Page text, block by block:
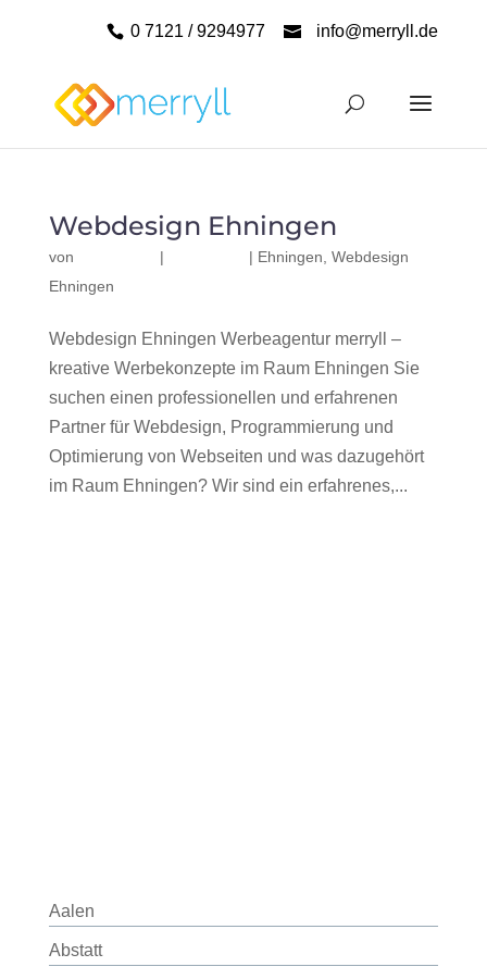
0 7121 / 9294977 info@merryll.de
Webdesign Ehningen
von | | Ehningen Webdesign
Ehningen
Webdesign Ehningen Werbeagentur merryll –
kreative Werbekonzepte im Raum Ehningen Sie
suchen einen professionellen und erfahrenen
Partner für Webdesign, Programmierung und
Optimierung von Webseiten und was dazugehört
im Raum Ehningen? Wir sind ein erfahrenes,...
Aalen
Abstatt